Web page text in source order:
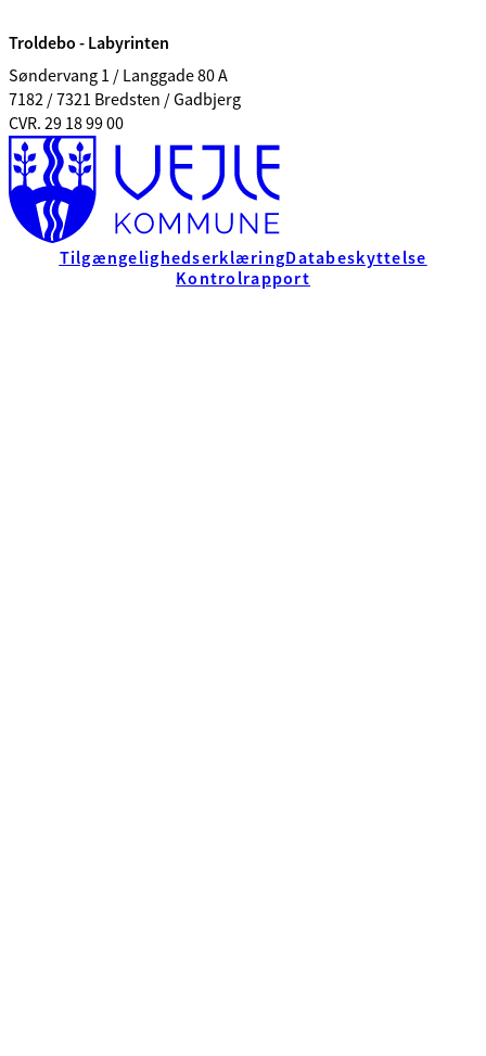
Troldebo - Labyrinten
Søndervang 1 / Langgade 80 A
7182 / 7321 Bredsten / Gadbjerg
CVR. 29 18 99 00
TilgængelighedserklæringDatabeskyttelse
Kontrolrapport